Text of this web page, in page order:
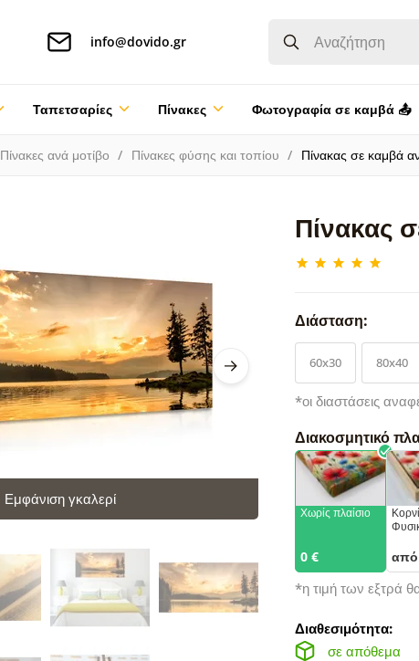
info@dovido.gr
Ταπετσαρίες Πίνακες Φωτογραφία σε καμβά 📤
Πίνακες ανά μοτίβο Πίνακες φύσης και τοπίου Πίνακας σε καμβά
Πίνακας
Εμφάνιση γκαλερί
Διάσταση:
60x30 80x40
*οι διαστάσεις
Διακοσμητικό
Χωρίς πλαίσιο
0 € από
*η τιμή των εξτρά
Διαθεσιμότητα:
σε απόθεμα